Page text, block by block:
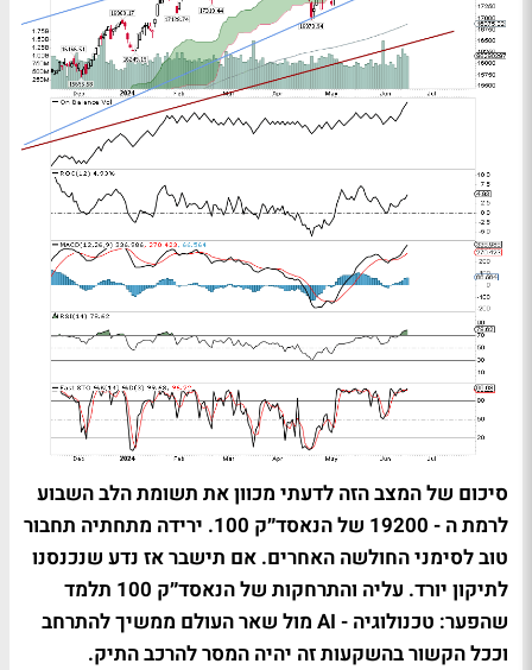
סיכום של המצב הזה לדעתי מכוון את תשומת הלב השבוע
לרמת ה - 19200 של הנאסד״ק 100. ירידה מתחתיה תחבור
טוב לסימני החולשה האחרים. אם תישבר אז נדע שנכנסנו
לתיקון יורד. עליה והתרחקות של הנאסד״ק 100 תלמד
שהפער: טכנולוגיה - AI מול שאר העולם ממשיך להתרחב
וככל הקשור בהשקעות זה יהיה המסר להרכב התיק.